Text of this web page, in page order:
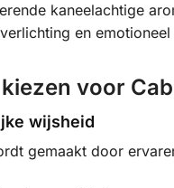
kaneelachtige
en
voor
wijsheid
gemaakt door